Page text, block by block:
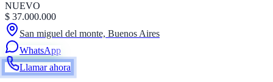
NUEVO
$ 37.000.000
San miguel del monte, Buenos Aires
WhatsApp
Llamar ahora